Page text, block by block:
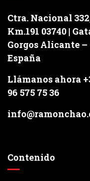
Ctra. Nacional
Km.191 03740 |
Gorgos Alicante –
España
Llámanos ahora
96 575 75 36
Contenido